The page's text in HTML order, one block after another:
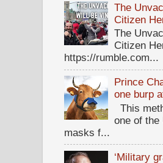
The
Citizen
The
Citizen
https://rumble.com...
Prince
one burp
This
one of
masks f...
‘Military